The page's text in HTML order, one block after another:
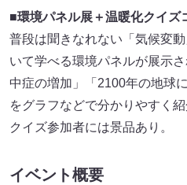
■環境パネル展＋温暖化クイズ
普段は聞きなれない「気候変
いて学べる環境パネルが展示
中症の増加」「2100年の地球
をグラフなどで分かりやすく紹
クイズ参加者には景品あり。
イベント概要